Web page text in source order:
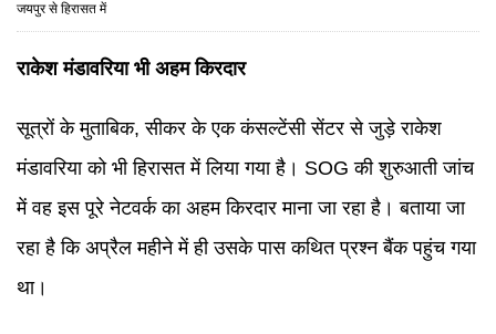
जयपुर से हिरासत में
राकेश मंडावरिया भी अहम किरदार
सूत्रों के मुताबिक, सीकर के एक कंसल्टेंसी सेंटर से जुड़े राकेश
मंडावरिया को भी हिरासत में लिया गया है। SOG की शुरुआती जांच
में वह इस पूरे नेटवर्क का अहम किरदार माना जा रहा है। बताया जा
रहा है कि अप्रैल महीने में ही उसके पास कथित प्रश्न बैंक पहुंच गया
था।